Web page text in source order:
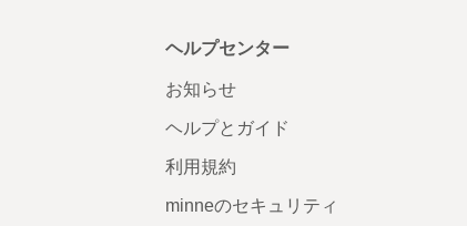
ヘルプセンター
お知らせ
ヘルプとガイド
利用規約
minneのセキュリティ